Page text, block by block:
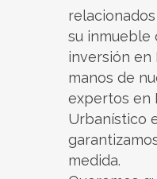
su inmueble
inversión en
manos de
expertos en
Urbanístico
medida.